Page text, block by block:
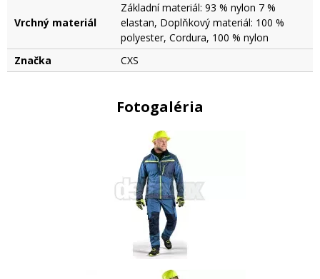
Vrchný materiál
Základní materiál: 93 % nylon 7 %
elastan, Doplňkový materiál: 100 %
polyester, Cordura, 100 % nylon
Značka
CXS
Fotogaléria